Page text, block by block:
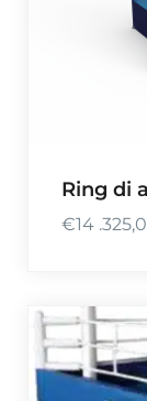
Ring di
€14